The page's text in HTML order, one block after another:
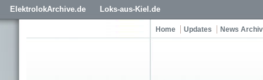
ElektrolokArchive.de Loks-aus-Kiel.de
Home Updates News Archiv